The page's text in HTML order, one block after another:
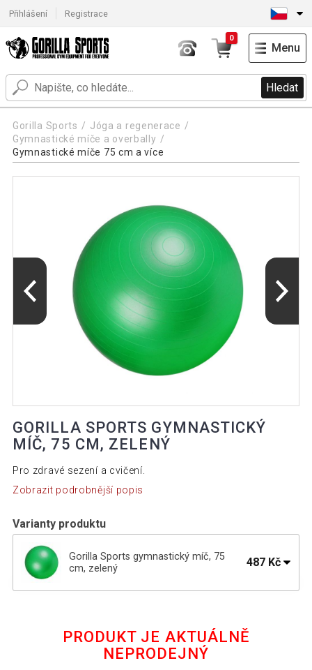
Přihlášení Registrace
Hledat
0
Menu
Gorilla Sports
Jóga a regenerace
Gymnastické míče a overbally
Gymnastické míče 75 cm a více
GORILLA SPORTS GYMNASTICKÝ
MÍČ, 75 CM, ZELENÝ
Pro zdravé sezení a cvičení.
Zobrazit podrobnější popis
Varianty produktu
Gorilla Sports gymnastický míč, 75
cm, zelený
487 Kč
Gorilla Sports gymnastický míč, 75 cm,
PRODUKT JE AKTUÁLNĚ
NEPRODEJNÝ